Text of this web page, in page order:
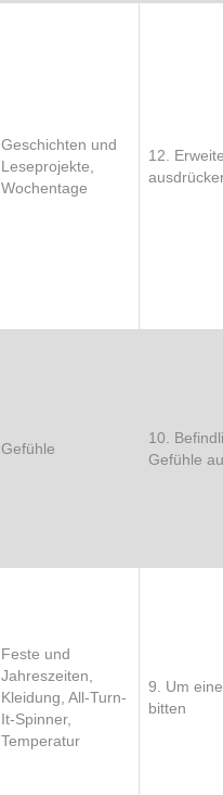
Geschichten und
Leseprojekte,
Wochentage
12.
Gefühle
10.
Gefühle
Feste und
Jahreszeiten,
Kleidung, All-Turn-
It-Spinner,
Temperatur
9. Um
bitten